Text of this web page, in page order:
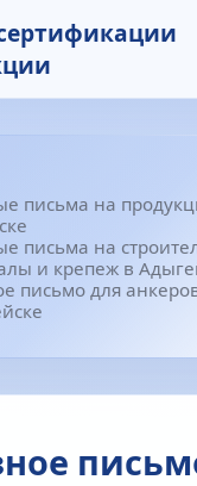
письма на
письма на
и крепеж в
письмо для